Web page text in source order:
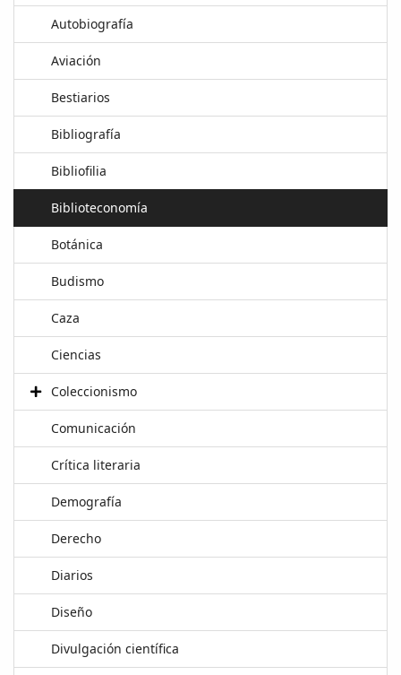
Autobiografía
Aviación
Bestiarios
Bibliografía
Bibliofilia
Biblioteconomía
Botánica
Budismo
Caza
Ciencias
Coleccionismo
Comunicación
Crítica literaria
Demografía
Derecho
Diarios
Diseño
Divulgación científica